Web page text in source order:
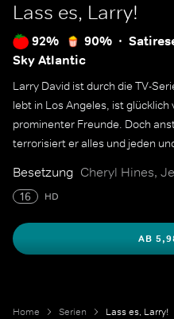
Lass es, Larry!
92% 90%
Sky Atlantic
Larry David ist durch die TV-
lebt in Los Angeles, ist
prominenter Freunde. Doch
terrorisiert er alles und jeden
Besetzung Cheryl Hines,
16 HD
AB
Home Serien Lass es, Larry!